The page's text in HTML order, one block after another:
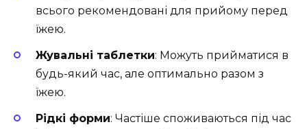
всього рекомендовані для прийому перед
їжею.
Жувальні таблетки: Можуть прийматися в
будь-який час, але оптимально разом з
їжею.
Рідкі форми: Частіше споживаються під час